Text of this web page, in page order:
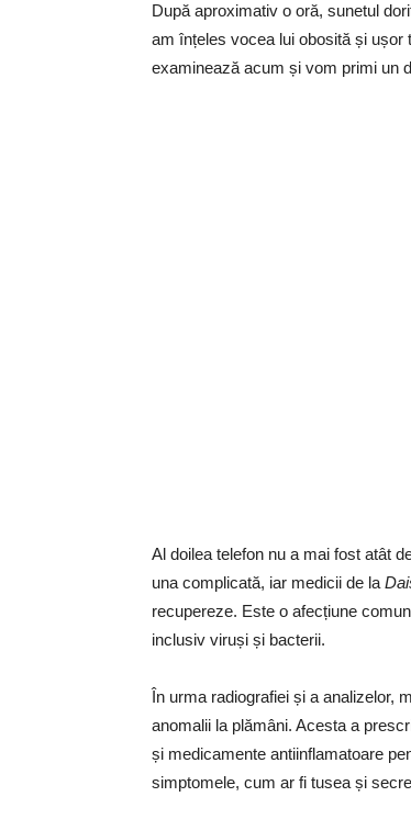
După aproximativ o oră, sunetul
am înțeles vocea lui obosită și
examinează acum și vom primi un
Al doilea telefon nu a mai fost atât
una complicată, iar medicii de la
recupereze. Este o afecțiune
inclusiv viruși și bacterii.
În urma radiografiei și a analizelor,
anomalii la plămâni. Acesta a
și medicamente antiinflamatoare
simptomele, cum ar fi tusea și